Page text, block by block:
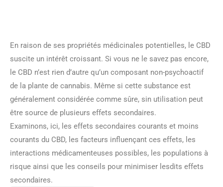
En raison de ses propriétés médicinales potentielles, le CBD
suscite un intérêt croissant. Si vous ne le savez pas encore,
le CBD n’est rien d’autre qu’un composant non-psychoactif
de la plante de cannabis. Même si cette substance est
généralement considérée comme sûre, sin utilisation peut
être source de plusieurs effets secondaires.
Examinons, ici, les effets secondaires courants et moins
courants du CBD, les facteurs influençant ces effets, les
interactions médicamenteuses possibles, les populations à
risque ainsi que les conseils pour minimiser lesdits effets
secondaires.